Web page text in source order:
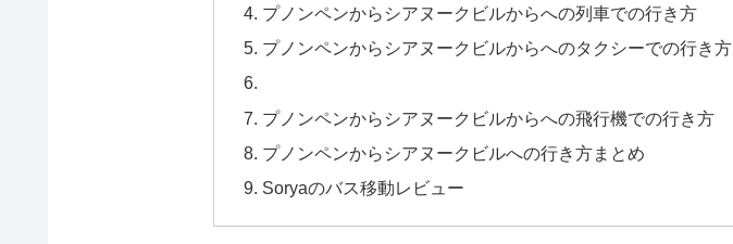
プノンペンからシアヌークビルからへの列車での行き方
プノンペンからシアヌークビルからへのタクシーでの行き方
プノンペンからシアヌークビルからへの飛行機での行き方
プノンペンからシアヌークビルへの行き方まとめ
Soryaのバス移動レビュー